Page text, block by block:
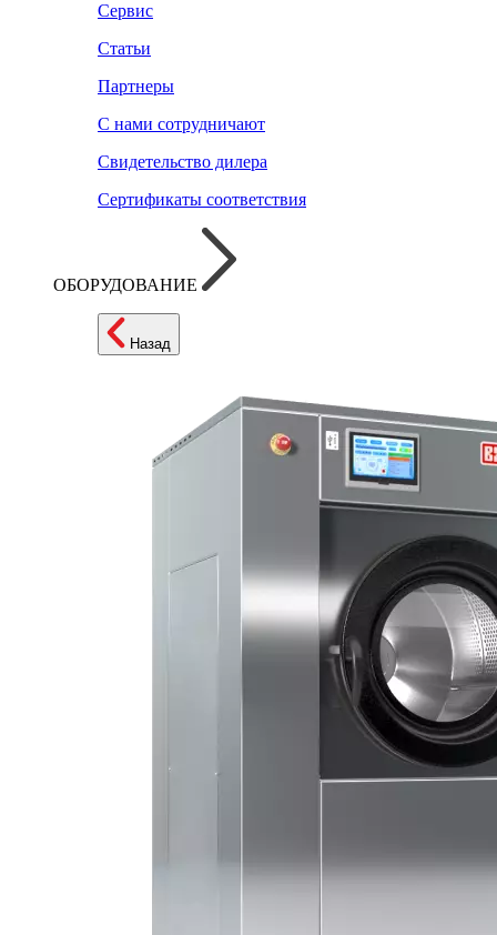
Сервис
Статьи
Партнеры
С нами сотрудничают
Свидетельство дилера
Сертификаты соответствия
ОБОРУДОВАНИЕ
Назад